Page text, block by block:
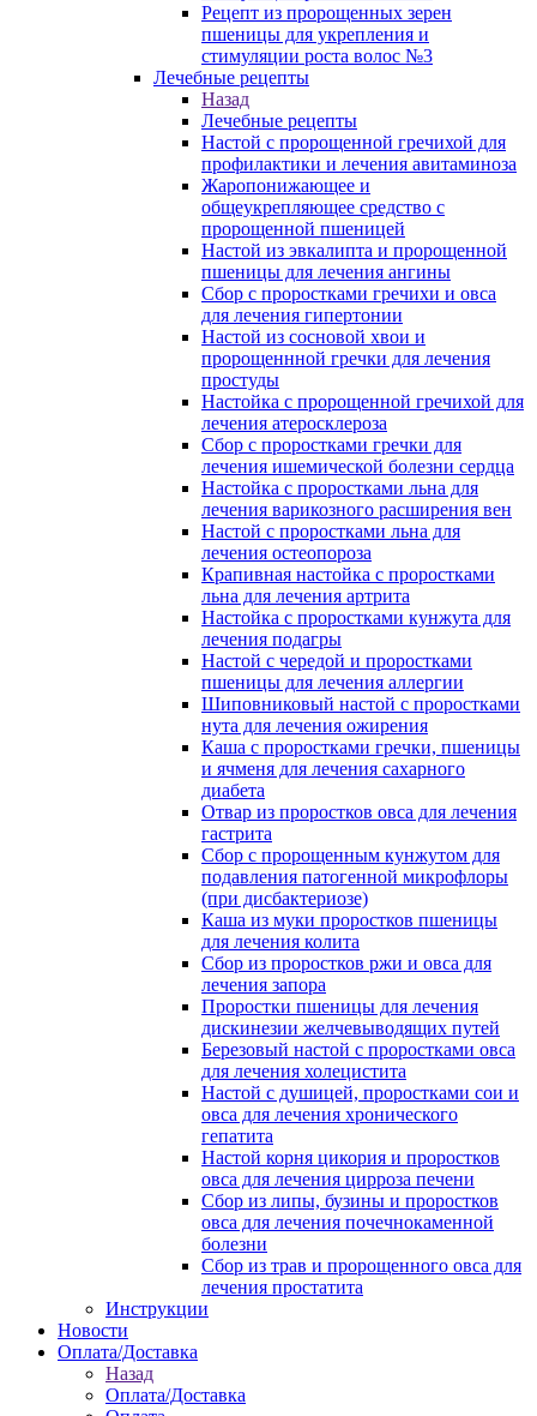
Рецепт из пророщенных зерен
пшеницы для укрепления и
стимуляции роста волос №3
Лечебные рецепты
Назад
Лечебные рецепты
Настой с пророщенной гречихой для
профилактики и лечения авитаминоза
Жаропонижающее и
общеукрепляющее средство с
пророщенной пшеницей
Настой из эвкалипта и пророщенной
пшеницы для лечения ангины
Сбор с проростками гречихи и овса
для лечения гипертонии
Настой из сосновой хвои и
пророщеннной гречки для лечения
простуды
Настойка с пророщенной гречихой для
лечения атеросклероза
Сбор с проростками гречки для
лечения ишемической болезни сердца
Настойка с проростками льна для
лечения варикозного расширения вен
Настой с проростками льна для
лечения остеопороза
Крапивная настойка с проростками
льна для лечения артрита
Настойка с проростками кунжута для
лечения подагры
Настой с чередой и проростками
пшеницы для лечения аллергии
Шиповниковый настой с проростками
нута для лечения ожирения
Каша с проростками гречки, пшеницы
и ячменя для лечения сахарного
диабета
Отвар из проростков овса для лечения
гастрита
Сбор с пророщенным кунжутом для
подавления патогенной микрофлоры
(при дисбактериозе)
Каша из муки проростков пшеницы
для лечения колита
Сбор из проростков ржи и овса для
лечения запора
Проростки пшеницы для лечения
дискинезии желчевыводящих путей
Березовый настой с проростками овса
для лечения холецистита
Настой с душицей, проростками сои и
овса для лечения хронического
гепатита
Настой корня цикория и проростков
овса для лечения цирроза печени
Сбор из липы, бузины и проростков
овса для лечения почечнокаменной
болезни
Сбор из трав и пророщенного овса для
лечения простатита
Инструкции
Новости
Оплата/Доставка
Назад
Оплата/Доставка